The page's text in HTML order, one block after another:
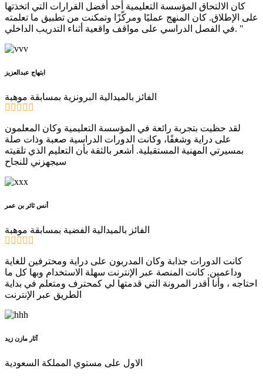
كان الالتحاق المؤسسة التعليمية أحد أفضل القرارات التي اتخذتها
على الإطلاق. كان المنهج عمليًا ومركّزًا وتمكنت من تطبيق ما تعلمته
في الفصل الدراسي على مواقف واقعية أثناء التدريب الداخلي. "
ابتهاج عبدالعزيز
الفائز بالميدالية البرونزية بمسابقة موهبة
لقد حظيت بتجربة رائعة في المؤسسة التعليمية وكان المعلمون
على دراية وشغفًا، وكانت الدورات الدراسية صعبة وذات صلة
بمسيرتي المهنية المستقبلية. أشعر بالثقة بأن التعليم الذي تلقيته
سيجهزني للنجاح
أنس ثائر بن عمر
الفائز بالميدالية الفضية بمسابقة موهبة
كانت الدورات جذابة وكان المدربون على دراية ومحترفين للغاية
وداعمين. كانت المنصة عبر الإنترنت سهلة الاستخدام وبها كل ما
احتاجه ، وأنا أقدر المرونة التي قدمتها لي كمحترف ومتعلم في بداية
الطريق عبر الإنترنت
آثار مازن زيد
الاول على مستوي المملكة السعودية